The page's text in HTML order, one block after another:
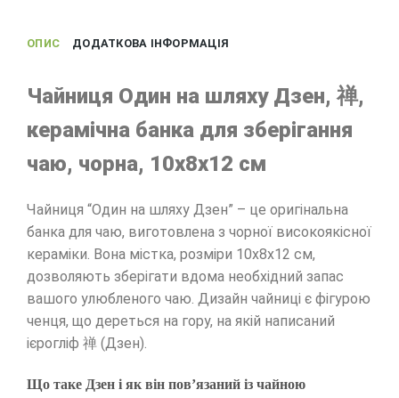
смОПИС ДОДАТКОВА ІНФОРМАЦІЯ
Чайниця Один на шляху Дзен, 禅,
керамічна банка для зберігання
чаю, чорна, 10х8х12 см
Чайниця “Один на шляху Дзен” – це оригінальна
банка для чаю, виготовлена ​​з чорної високоякісної
кераміки. Вона містка, розміри 10х8х12 см,
дозволяють зберігати вдома необхідний запас
вашого улюбленого чаю. Дизайн чайниці є фігурою
ченця, що дереться на гору, на якій написаний
ієрогліф 禅 (Дзен).
Що таке Дзен і як він пов’язаний із чайною